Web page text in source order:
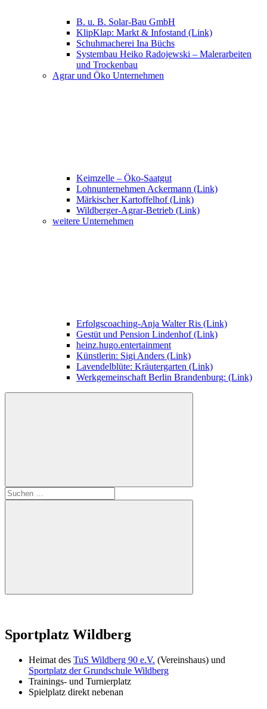
B. u. B. Solar-Bau GmbH
KlipKlap: Markt & Infostand (Link)
Schuhmacherei Ina Büchs
Systembau Heiko Radojewski – Malerarbeiten
und Trockenbau
Agrar und Öko Unternehmen
Keimzelle – Öko-Saatgut
Lohnunternehmen Ackermann (Link)
Märkischer Kartoffelhof (Link)
Wildberger-Agrar-Betrieb (Link)
weitere Unternehmen
Erfolgscoaching-Anja Walter Ris (Link)
Gestüt und Pension Lindenhof (Link)
heinz.hugo.entertainment
Künstlerin: Sigi Anders (Link)
Lavendelblüte: Kräutergarten (Link)
Werkgemeinschaft Berlin Brandenburg: (Link)
Suchen
nach:
Suchen
Sportplatz Wildberg
Heimat des TuS Wildberg 90 e.V. (Vereinshaus) und
Sportplatz der Grundschule Wildberg
Trainings- und Turnierplatz
Spielplatz direkt nebenan